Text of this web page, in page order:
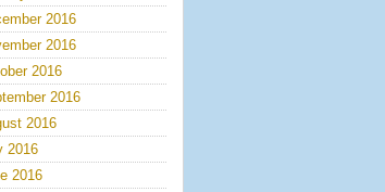
2016
2016
2016
2016
2016
2016
2016